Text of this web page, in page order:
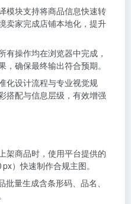
模块支持将商品信息快速转
卖家完成店铺本地化，提升
有操作均在浏览器中完成，
确保最终输出符合预期。
化设计流程与专业视觉规
搭配与信息层级，有效增强
架商品时，使用平台提供的
）快速制作合规主图。
量生成含条形码、品名、